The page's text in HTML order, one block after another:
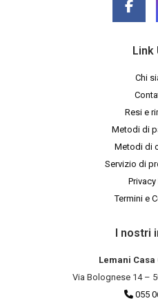
Link
Chi
Resi e
Metodi di
Metodi di
Servizio di
Termini e
I nostri
Lemani
Via Bolognese 14 –
055